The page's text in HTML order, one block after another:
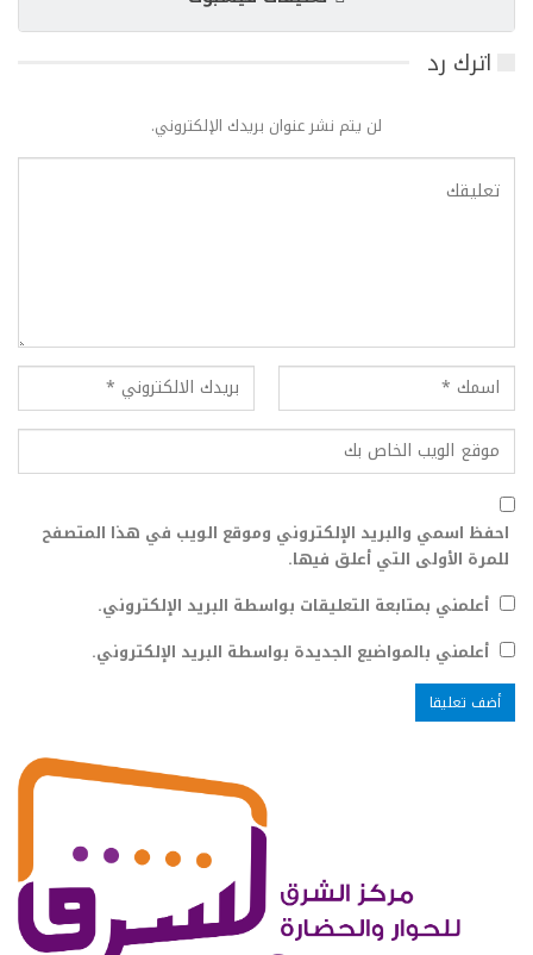
اترك رد
لن يتم نشر عنوان بريدك الإلكتروني.
احفظ اسمي والبريد الإلكتروني وموقع الويب في هذا المتصفح
للمرة الأولى التي أعلق فيها.
أعلمني بمتابعة التعليقات بواسطة البريد الإلكتروني.
أعلمني بالمواضيع الجديدة بواسطة البريد الإلكتروني.